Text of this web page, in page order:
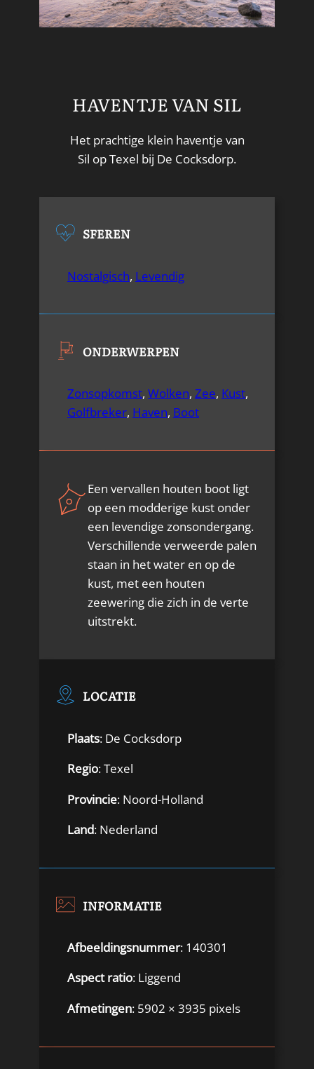
HAVENTJE VAN SIL
Het prachtige klein haventje van
Sil op Texel bij De Cocksdorp.
SFEREN
Nostalgisch, Levendig
ONDERWERPEN
Zonsopkomst, Wolken, Zee, Kust,
Golfbreker, Haven, Boot
Een vervallen houten boot ligt
op een modderige kust onder
een levendige zonsondergang.
Verschillende verweerde palen
staan ​​in het water en op de
kust, met een houten
zeewering die zich in de verte
uitstrekt.
LOCATIE
Plaats: De Cocksdorp
Regio: Texel
Provincie: Noord-Holland
Land: Nederland
INFORMATIE
Afbeeldingsnummer: 140301
Aspect ratio: Liggend
Afmetingen: 5902 × 3935 pixels